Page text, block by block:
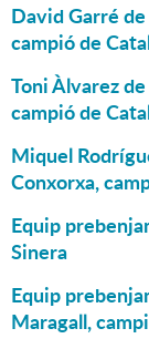
David Garré
campió de
Toni Àlvarez
campió de
Miquel
Conxorxa,
Equip
Sinera
Equip
Maragall,